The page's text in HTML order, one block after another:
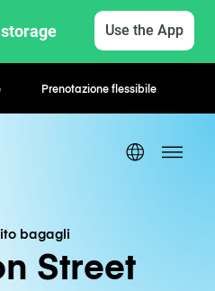
Use the App
Prenotazione flessibile
bagagli
Street